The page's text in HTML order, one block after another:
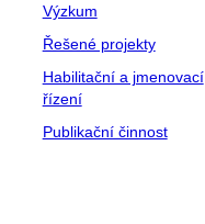
Výzkum
Řešené projekty
Habilitační a jmenovací
řízení
Publikační činnost